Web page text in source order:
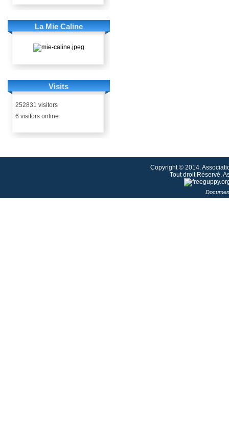
La Mie Caline
Visits
252831 visitors
6 visitors online
Copyright © 2014.
Tout droit Réservé.